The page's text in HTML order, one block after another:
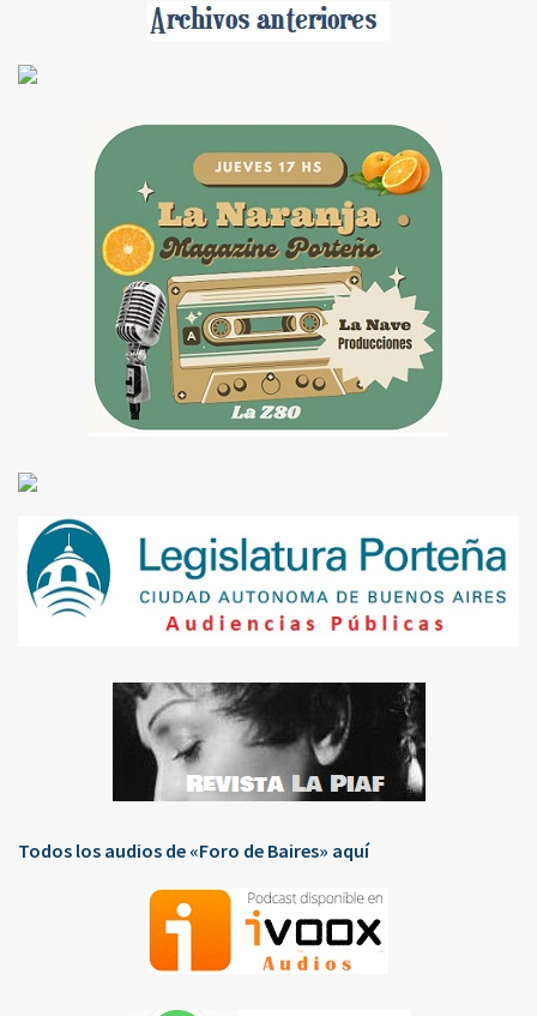
Todos los audios de «Foro de Baires» aquí